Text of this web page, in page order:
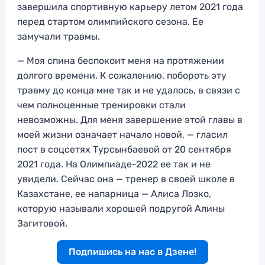
завершила спортивную карьеру летом 2021 года
перед стартом олимпийского сезона. Ее
замучали травмы.
— Моя спина беспокоит меня на протяжении
долгого времени. К сожалению, побороть эту
травму до конца мне так и не удалось, в связи с
чем полноценные тренировки стали
невозможны. Для меня завершение этой главы в
моей жизни означает начало новой, — гласил
пост в соцсетях Турсынбаевой от 20 сентября
2021 года. На Олимпиаде-2022 ее так и не
увидели. Сейчас она — тренер в своей школе в
Казахстане, ее напарница — Алиса Лозко,
которую называли хорошей подругой Алины
Загитовой.
Подпишись на нас в Дзене!